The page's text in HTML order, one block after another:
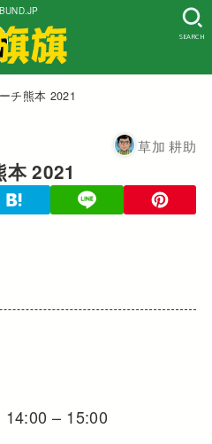
SEARCH
チ熊本 2021
草加 耕助
2021
14:00 – 15:00